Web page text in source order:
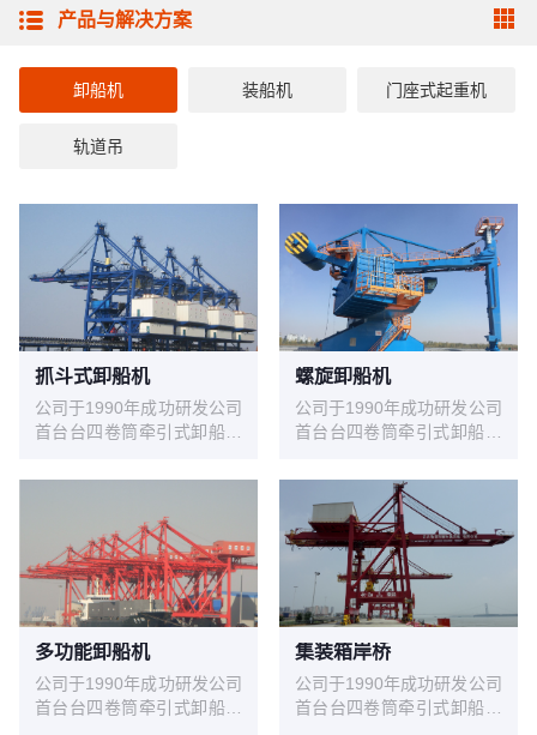
产品与解决方案
卸船机 装船机 门座式起重机
轨道吊
抓斗式卸船机
公司于1990年成功研发公司
首台台四卷筒牵引式卸船机
投入使用，1993年1台
引式卸船机在华能威海电厂
投入使用，至今已运行近30
年，设备情况良好。经过不
断地发展，不断地积累经
验，不断地研发创新，华新
机电生产制造的卸船机技术
在不断地升级，产品系列从
200t/h～2400 t/h，目前生
产制造过的生产率最大卸船
螺旋卸船机
公司于1990年成功研发公司
首台台四卷筒牵引式卸船机
投入使用，1993年1台
600t/h机房下置的四卷筒牵
引式卸船机在华能威海电厂
投入使用，至今已运行近30
年，设备情况良好。经过不
断地发展，不断地积累经
验，不断地研发创新，华新
机电生产制造的卸船机技术
在不断地升级，产品系列从
200t/h～2400 t/h，目前生
产制造过的生产率最大卸船
多功能卸船机
公司于1990年成功研发公司
首台台四卷筒牵引式卸船机
集装箱岸桥
公司于1990年成功研发公司
首台台四卷筒牵引式卸船机